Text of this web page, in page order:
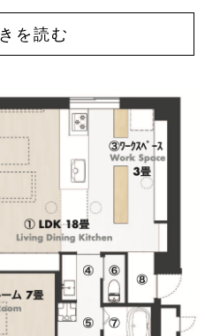
ておもてなしするとか…
えてくれそうな物件が
ーション済みの物件と
した間取りになってい
、この物件は二人暮ら
追求しています。
1LDKに変更。キッチン
く設けることで二人の
に。